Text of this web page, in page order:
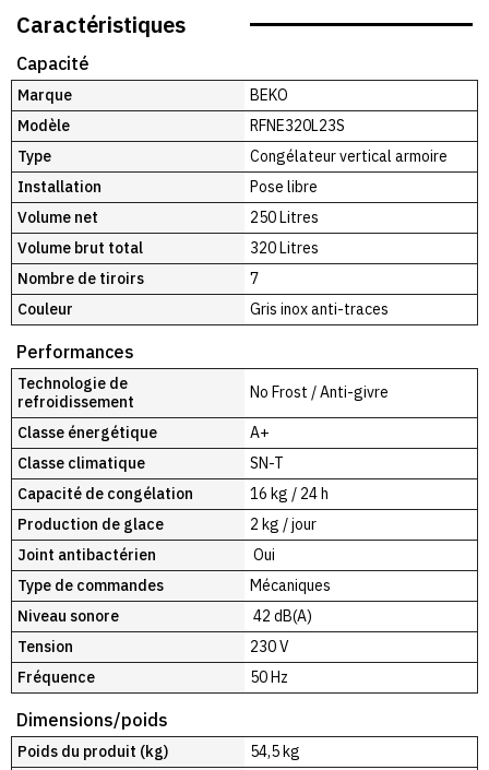
Caractéristiques
Capacité
Marque
BEKO
Modèle
RFNE320L23S
Type
Congélateur vertical armoire
Installation
Pose libre
Volume net
250 Litres
Volume brut total
320 Litres
Nombre de tiroirs
7
Couleur
Gris inox anti-traces
Performances
Technologie de
refroidissement
No Frost / Anti-givre
Classe énergétique
A+
Classe climatique
SN-T
Capacité de congélation
16 kg / 24 h
Production de glace
2 kg / jour
Joint antibactérien
Oui
Type de commandes
Mécaniques
Niveau sonore
42 dB(A)
Tension
230 V
Fréquence
50 Hz
Dimensions/poids
Poids du produit (kg)
54,5 kg